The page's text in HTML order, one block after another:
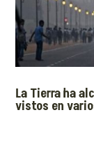
La Tierra ha
vistos en